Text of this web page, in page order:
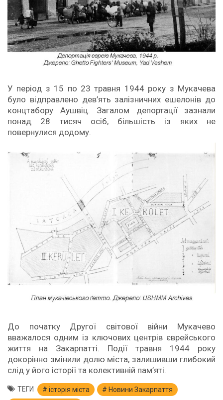
У період з 15 по 23 травня 1944 року з Мукачева
було відправлено дев’ять залізничних ешелонів до
концтабору Аушвіц. Загалом депортації зазнали
понад 28 тисяч осіб, більшість із яких не
повернулися додому.
До початку Другої світової війни Мукачево
вважалося одним із ключових центрів єврейського
життя на Закарпатті. Події травня 1944 року
докорінно змінили долю міста, залишивши глибокий
слід у його історії та колективній пам’яті.
ТЕГИ історія міста
Новини Закарпаття